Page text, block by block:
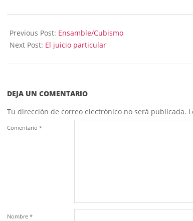
01-
31
Previous Post: Ensamble/Cubismo
Next Post: El juicio particular
DEJA UN COMENTARIO
Tu dirección de correo electrónico no será publicada.
Comentario *
Nombre *